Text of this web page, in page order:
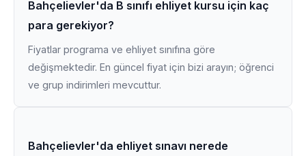
Bahçelievler'da B sınıfı ehliyet kursu için kaç
para gerekiyor?
Fiyatlar programa ve ehliyet sınıfına göre
değişmektedir. En güncel fiyat için bizi arayın; öğrenci
ve grup indirimleri mevcuttur.
Bahçelievler'da ehliyet sınavı nerede